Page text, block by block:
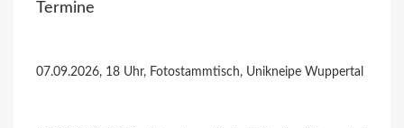
Termine
07.09.2026, 18 Uhr, Fotostammtisch, Unikneipe Wuppertal